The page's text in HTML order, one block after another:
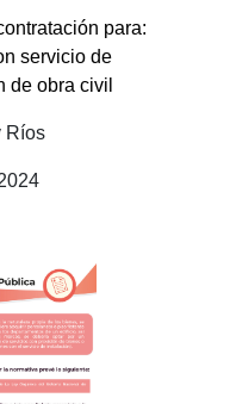
para:
servicio de
de obra civil
Ríos